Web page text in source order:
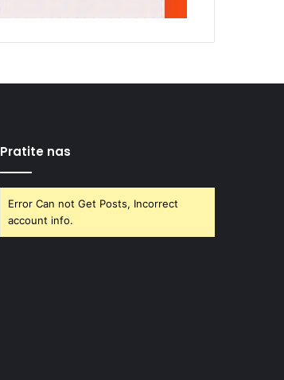
Pratite nas
Error Can not Get Posts, Incorrect
account info.